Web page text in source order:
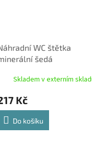
WC štětka
šedá
Skladem v externím
Kč
Do košíku